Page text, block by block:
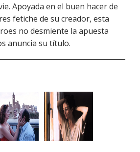
Apoyada en el buen hacer de
fetiche de su creador, esta
no desmiente la apuesta
anuncia su título.